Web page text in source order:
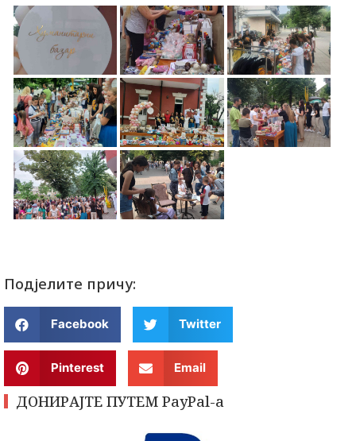
Подјелите причу:
Facebook Twitter
Pinterest Email
ДОНИРАЈТЕ ПУТЕМ PayPal-a